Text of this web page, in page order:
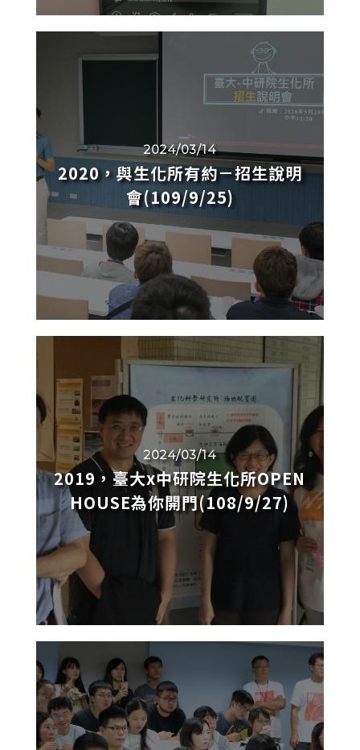
2024/03/14
2020，與生化所有約－招生說明
會(109/9/25)
2024/03/14
2019，臺大x中研院生化所OPEN
HOUSE為你開門(108/9/27)